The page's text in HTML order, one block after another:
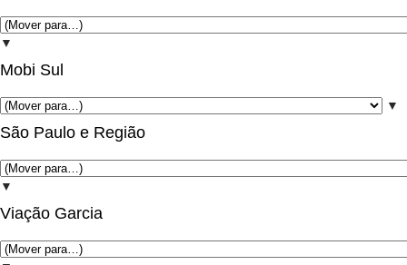
▼
Mobi Sul
▼
São Paulo e Região
▼
Viação Garcia